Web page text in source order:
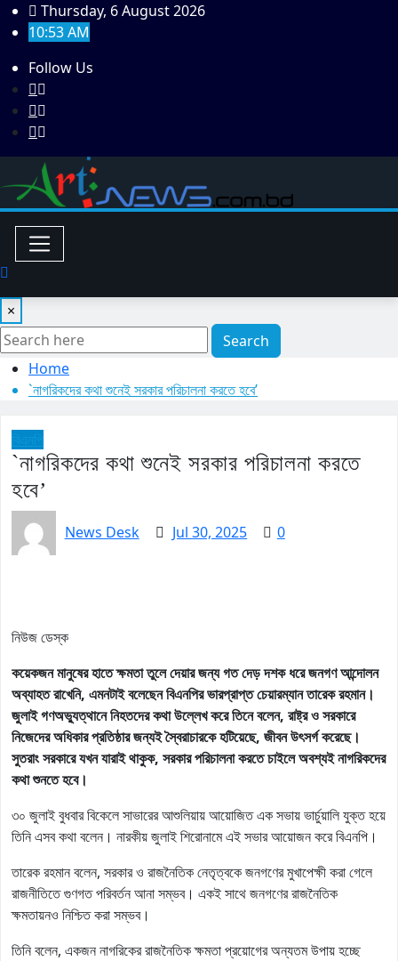
Skip
to
Thursday, 6 August 2026
10:53 AM
Follow Us
×
Search
Home
`নাগরিকদের কথা শুনেই সরকার পরিচালনা করতে হবে’
`নাগরিকদের কথা শুনেই সরকার পরিচালনা করতে
হবে’
News Desk Jul 30, 2025 0
নিউজ ডেস্ক
কয়েকজন মানুষের হাতে ক্ষমতা তুলে দেয়ার জন্য গত দেড় দশক ধরে জনগণ আন্দোলন
অব্যাহত রাখেনি, এমনটাই বলেছেন বিএনপির ভারপ্রাপ্ত চেয়ারম্যান তারেক রহমান।
জুলাই গণঅভ্যুত্থানে নিহতদের কথা উল্লেখ করে তিনে বলেন, রাষ্ট্র ও সরকারে
নিজেদের অধিকার প্রতিষ্ঠার জন্যই স্বৈরাচারকে হটিয়েছে, জীবন উৎসর্গ করেছে।
সুতরাং সরকারে যখন যারাই থাকুক, সরকার পরিচালনা করতে চাইলে অবশ্যই নাগরিকদের
কথা শুনতে হবে।
৩০ জুলাই বুধবার বিকেলে সাভারের আশুলিয়ায় আয়োজিত এক সভায় ভার্চুয়ালি যুক্ত হয়ে
তিনি এসব কথা বলেন। নারকীয় জুলাই শিরোনামে এই সভার আয়োজন করে বিএনপি।
তারেক রহমান বলেন, সরকার ও রাজনৈতিক নেতৃত্বকে জনগণের মুখাপেক্ষী করা গেলে
রাজনীতিতে গুণগত পরিবর্তন আনা সম্ভব। একই সাথে জনগণের রাজনৈতিক
ক্ষমতায়নও নিশ্চিত করা সম্ভব।
তিনি বলেন, একজন নাগরিকের রাজনৈতিক ক্ষমতা প্রয়োগের অন্যতম উপায় হচ্ছে